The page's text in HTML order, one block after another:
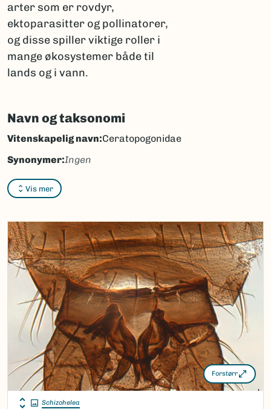
arter som er rovdyr,
ektoparasitter og pollinatorer,
og disse spiller viktige roller i
mange økosystemer både til
lands og i vann.
Navn og taksonomi
Vis mer
Vitenskapelig navn:Ceratopogonidae
Synonymer:Ingen
Bokmål:sviknott
Nynorsk:sviknott
Nordsamisk/Davvisámegiella:hihtet
Vitenskapelig navn ID:20068
Takson ID:17715
Gå til Nortaxa for flere detaljer
(Ekstern lenke)
Forstørr
Schizohelea